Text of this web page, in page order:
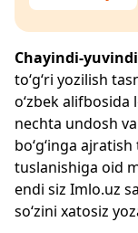
Chayindi-yuvindi
to‘g‘ri yozilish
o‘zbek alifbosida
nechta undosh
bo‘g‘inga
tuslanishiga oid
endi siz Imlo.uz
so‘zini xatosiz